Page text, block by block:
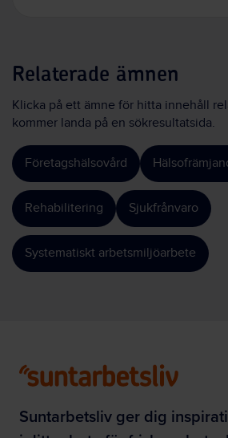
Relaterade ämnen
Klicka på ett ämne för hitta innehåll
kommer landa på en sökresultatsida.
Företagshälsovård
Rehabilitering Sjukfrånvaro
Systematiskt arbetsmiljöarbete
Suntarbetsliv ger dig